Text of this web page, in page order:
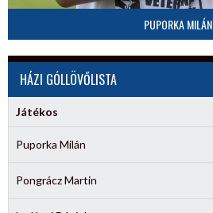
PUPORKA MILÁN
HÁZI GÓLLÖVŐLISTA
Játékos
Puporka Milán
Pongrácz Martin